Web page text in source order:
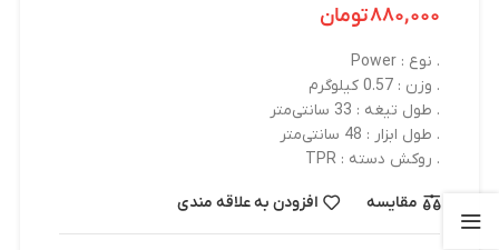
۸۸۰,۰۰۰تومان
. نوع : Power
. وزن : 0.57 کیلوگرم
. طول تیغه : 33 سانتی‌متر
. طول ابزار : 48 سانتی‌متر
. روکش دسته : TPR
مقایسه افزودن به علاقه مندی